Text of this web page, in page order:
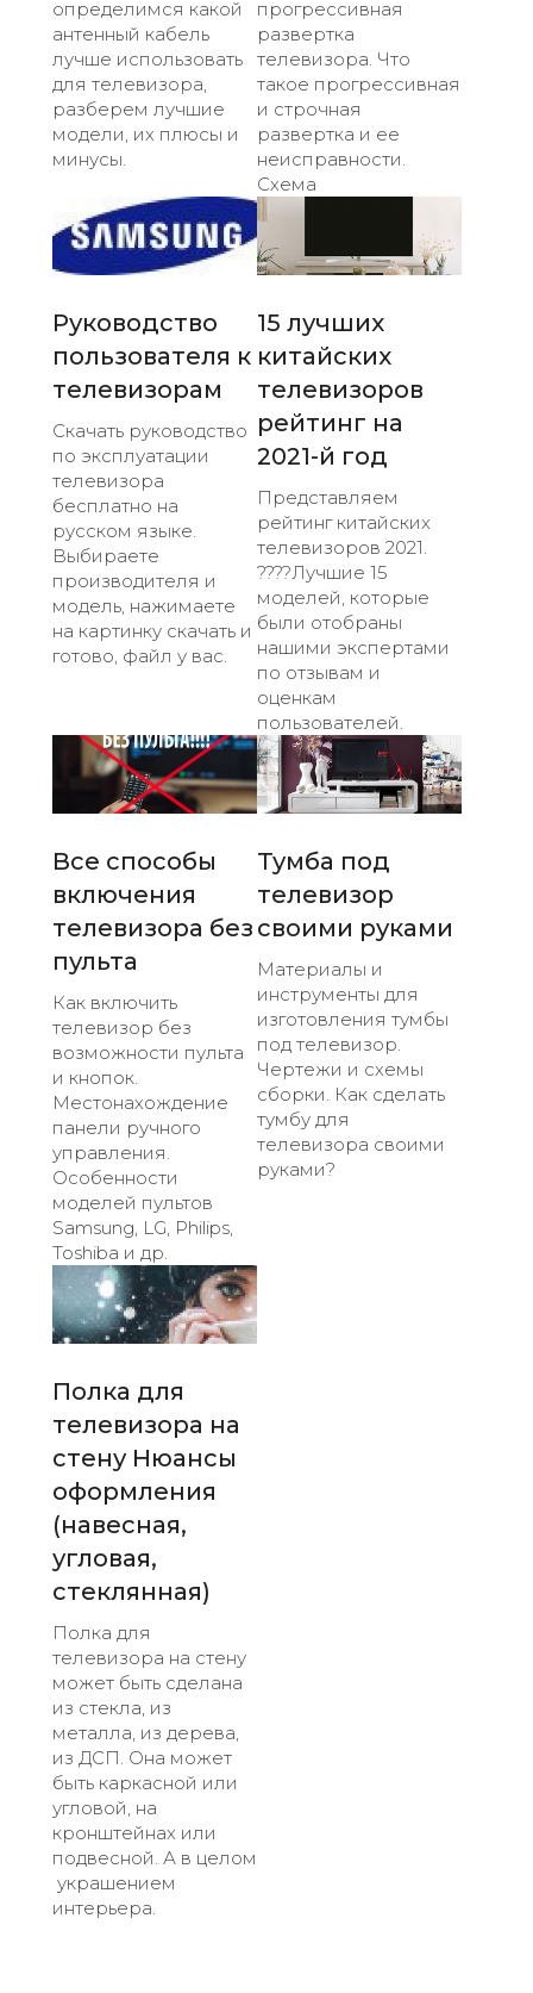
определимся какой
антенный кабель
лучше использовать
для телевизора,
разберем лучшие
модели, их плюсы и
минусы.
прогрессивная
развертка
телевизора. Что
такое прогрессивная
и строчная
развертка и ее
неисправности.
Схема
Руководство
пользователя к
телевизорам
Скачать руководство
по эксплуатации
телевизора
бесплатно на
русском языке.
Выбираете
производителя и
модель, нажимаете
на картинку скачать и
готово, файл у вас.
15 лучших
китайских
телевизоров
рейтинг на
2021-й год
Представляем
рейтинг китайских
телевизоров 2021.
????Лучшие 15
моделей, которые
были отобраны
нашими экспертами
по отзывам и
оценкам
пользователей.
Все способы
включения
телевизора без
пульта
Как включить
телевизор без
возможности пульта
и кнопок.
Местонахождение
панели ручного
управления.
Особенности
моделей пультов
Samsung, LG, Philips,
Toshiba и др.
Тумба под
телевизор
своими руками
Материалы и
инструменты для
изготовления тумбы
под телевизор.
Чертежи и схемы
сборки. Как сделать
тумбу для
телевизора своими
руками?
Полка для
телевизора на
стену Нюансы
оформления
(навесная,
угловая,
стеклянная)
Полка для
телевизора на стену
может быть сделана
из стекла, из
металла, из дерева,
из ДСП. Она может
быть каркасной или
угловой, на
кронштейнах или
подвесной. А в целом
украшением
интерьера.